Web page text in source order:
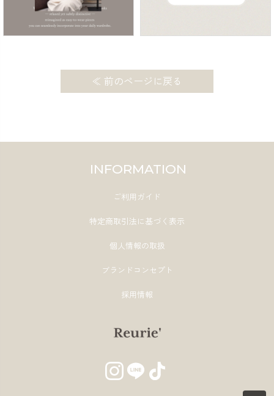
≪ 前のページに戻る
INFORMATION
ご利用ガイド
特定商取引法に基づく表示
個人情報の取扱
ブランドコンセプト
採用情報